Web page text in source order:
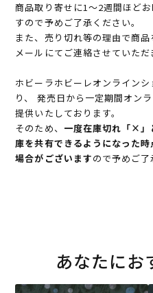
商品取り寄せに1～2週間ほど
すので予めご了承ください。
また、売り切れ等の理由で商
メールにてご連絡させていただ
ホビーラホビーレオンライン
り、 発売日から一定期間オン
提供いたしております。
そのため、 一度在庫切れ「×」
庫を共有できるようになった
場合がございますので予めご了
あなたにお